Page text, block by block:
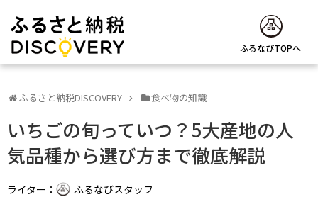
ふるなびTOPへ
ふるさと納税DISCOVERY 食べ物の知識
いちごの旬っていつ？5大産地の人
気品種から選び方まで徹底解説
ライター：
ふるなびスタッフ